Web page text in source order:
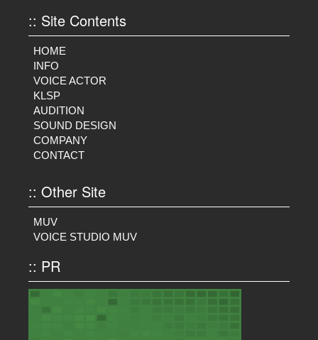
:: Site Contents
HOME
INFO
VOICE ACTOR
KLSP
AUDITION
SOUND DESIGN
COMPANY
CONTACT
:: Other Site
MUV
VOICE STUDIO MUV
:: PR